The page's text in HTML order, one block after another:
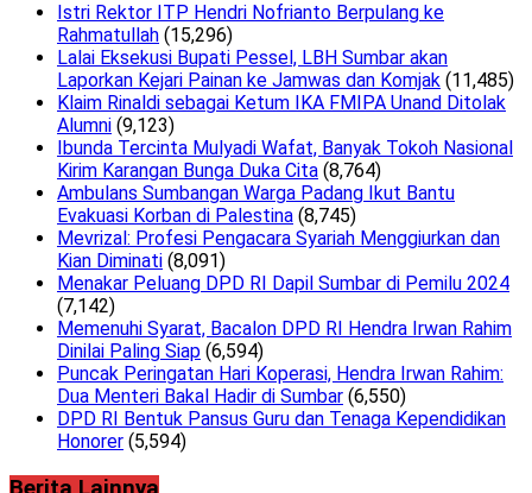
Istri Rektor ITP Hendri Nofrianto Berpulang ke
Rahmatullah (15,296)
Lalai Eksekusi Bupati Pessel, LBH Sumbar akan
Laporkan Kejari Painan ke Jamwas dan Komjak (11,485)
Klaim Rinaldi sebagai Ketum IKA FMIPA Unand Ditolak
Alumni (9,123)
Ibunda Tercinta Mulyadi Wafat, Banyak Tokoh Nasional
Kirim Karangan Bunga Duka Cita (8,764)
Ambulans Sumbangan Warga Padang Ikut Bantu
Evakuasi Korban di Palestina (8,745)
Mevrizal: Profesi Pengacara Syariah Menggiurkan dan
Kian Diminati (8,091)
Menakar Peluang DPD RI Dapil Sumbar di Pemilu 2024
(7,142)
Memenuhi Syarat, Bacalon DPD RI Hendra Irwan Rahim
Dinilai Paling Siap (6,594)
Puncak Peringatan Hari Koperasi, Hendra Irwan Rahim:
Dua Menteri Bakal Hadir di Sumbar (6,550)
DPD RI Bentuk Pansus Guru dan Tenaga Kependidikan
Honorer (5,594)